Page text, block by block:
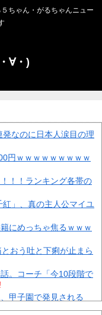
ちゃん・がるちゃんニュー
∀・)
発なのに日本人涙目の理
円ｗｗｗｗｗｗｗｗｗ
！！ランキング各帯の
紅」、真の主人公マイユ
にめっちゃ焦るｗｗｗ
おう吐と下痢が止まら
。コーチ「今10段階で
甲子園で発見される